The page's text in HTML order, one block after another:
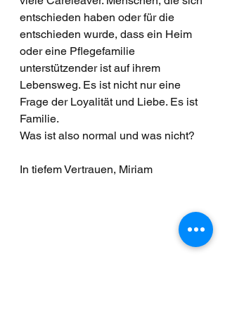
entschieden haben oder für die
entschieden wurde, dass ein Heim
oder eine Pflegefamilie
unterstützender ist auf ihrem
Lebensweg. Es ist nicht nur eine
Frage der Loyalität und Liebe. Es ist
Familie.
Was ist also normal und was nicht?
In tiefem Vertrauen, Miriam